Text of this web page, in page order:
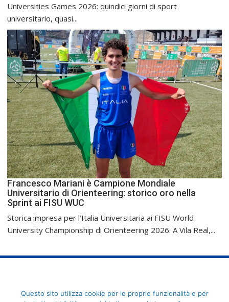
Universities Games 2026: quindici giorni di sport
universitario, quasi...
Francesco Mariani è Campione Mondiale
Universitario di Orienteering: storico oro nella
Sprint ai FISU WUC
Storica impresa per l’Italia Universitaria ai FISU World
University Championship di Orienteering 2026. A Vila Real,...
FederCUSI: Federazione Italiana dello Sport Universitario - Via
Questo sito utilizza cookie per le proprie funzionalità e per